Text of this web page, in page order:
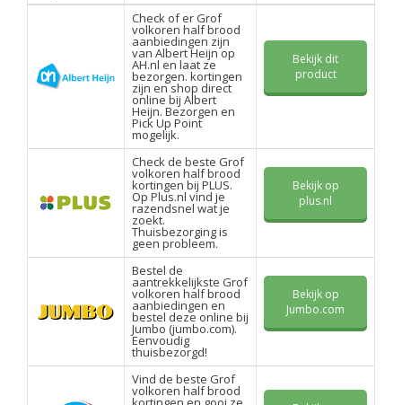
Check of er Grof
volkoren half brood
aanbiedingen zijn
van Albert Heijn op
AH.nl en laat ze
bezorgen. kortingen
zijn en shop direct
online bij Albert
Heijn. Bezorgen en
Pick Up Point
mogelijk.
Bekijk dit
product
Check de beste Grof
volkoren half brood
kortingen bij PLUS.
Op Plus.nl vind je
razendsnel wat je
zoekt.
Thuisbezorging is
geen probleem.
Bekijk op
plus.nl
Bestel de
aantrekkelijkste Grof
volkoren half brood
aanbiedingen en
bestel deze online bij
Jumbo (jumbo.com).
Eenvoudig
thuisbezorgd!
Bekijk op
Jumbo.com
Vind de beste Grof
volkoren half brood